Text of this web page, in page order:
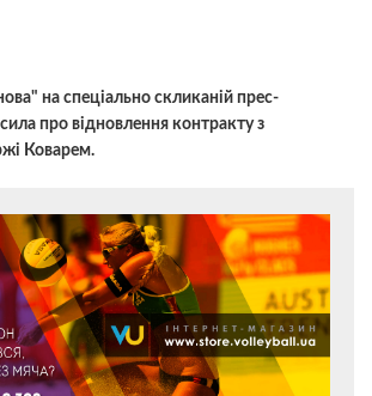
на спеціально скликаній прес-
про відновлення контракту з
Коварем.